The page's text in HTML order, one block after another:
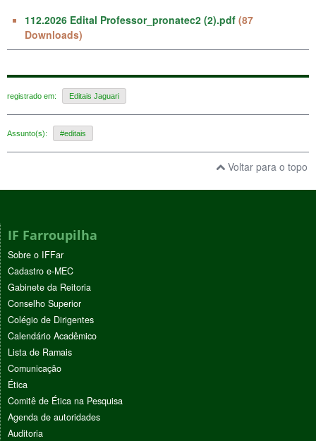
112.2026 Edital Professor_pronatec2 (2).pdf (87
Downloads)
registrado em: Editais Jaguari
Assunto(s): #editais
Voltar para o topo
IF Farroupilha
Sobre o IFFar
Cadastro e-MEC
Gabinete da Reitoria
Conselho Superior
Colégio de Dirigentes
Calendário Acadêmico
Lista de Ramais
Comunicação
Ética
Comitê de Ética na Pesquisa
Agenda de autoridades
Auditoria